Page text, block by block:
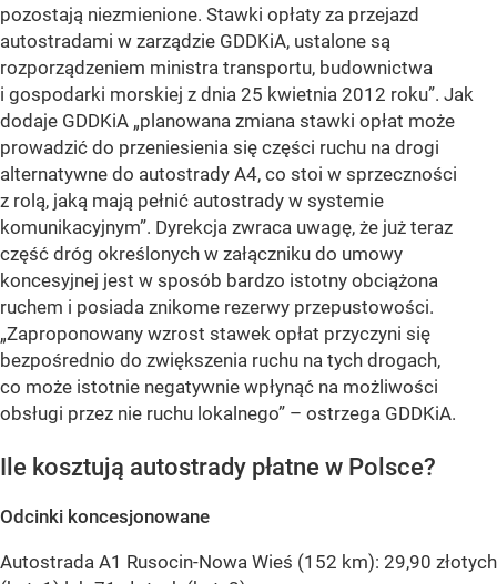
pozostają niezmienione. Stawki opłaty za przejazd
autostradami w zarządzie GDDKiA, ustalone są
rozporządzeniem ministra transportu, budownictwa
i gospodarki morskiej z dnia 25 kwietnia 2012 roku”. Jak
dodaje GDDKiA „planowana zmiana stawki opłat może
prowadzić do przeniesienia się części ruchu na drogi
alternatywne do autostrady A4, co stoi w sprzeczności
z rolą, jaką mają pełnić autostrady w systemie
komunikacyjnym”. Dyrekcja zwraca uwagę, że już teraz
część dróg określonych w załączniku do umowy
koncesyjnej jest w sposób bardzo istotny obciążona
ruchem i posiada znikome rezerwy przepustowości.
„Zaproponowany wzrost stawek opłat przyczyni się
bezpośrednio do zwiększenia ruchu na tych drogach,
co może istotnie negatywnie wpłynąć na możliwości
obsługi przez nie ruchu lokalnego” – ostrzega GDDKiA.
Ile kosztują autostrady płatne w Polsce?
Odcinki koncesjonowane
Autostrada A1 Rusocin-Nowa Wieś (152 km): 29,90 złotych